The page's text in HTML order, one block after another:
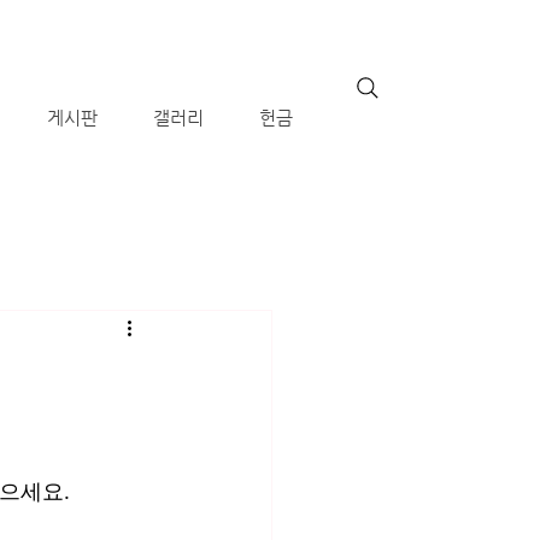
게시판 갤러리 헌금
세요.